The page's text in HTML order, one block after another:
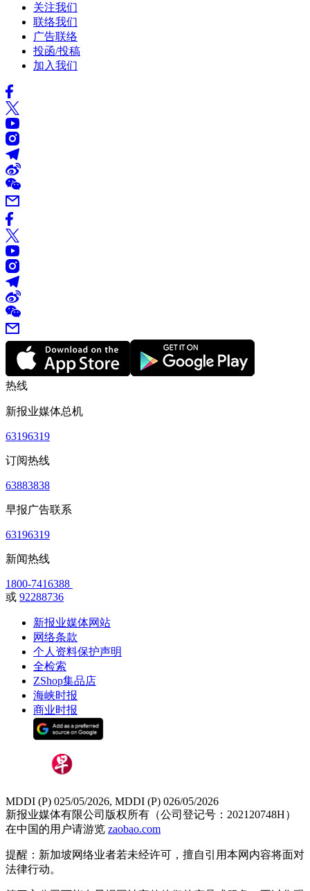
关注我们
联络我们
广告联络
投函/投稿
加入我们
热线
新报业媒体总机
63196319
订阅热线
63883838
早报广告联系
63196319
新闻热线
1800-7416388
或 92288736
新报业媒体网站
网络条款
个人资料保护声明
全检索
ZShop集品店
海峡时报
商业时报
MDDI (P) 025/05/2026, MDDI (P) 026/05/2026
新报业媒体有限公司版权所有（公司登记号：202120748H）
在中国的用户请游览 zaobao.com
提醒：新加坡网络业者若未经许可，擅自引用本网内容将面对
法律行动。